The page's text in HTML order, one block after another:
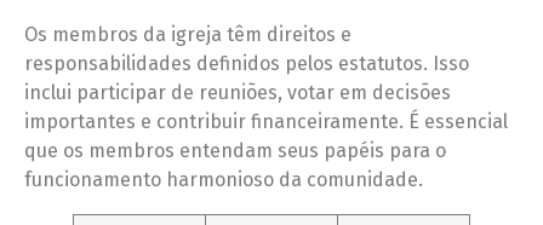
Os membros da igreja têm direitos e
responsabilidades definidos pelos estatutos. Isso
inclui participar de reuniões, votar em decisões
importantes e contribuir financeiramente. É essencial
que os membros entendam seus papéis para o
funcionamento harmonioso da comunidade.